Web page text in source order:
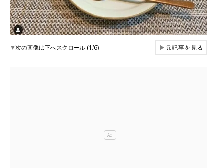
▼次の画像は下へスクロール (1/6) ▶元記事を見る